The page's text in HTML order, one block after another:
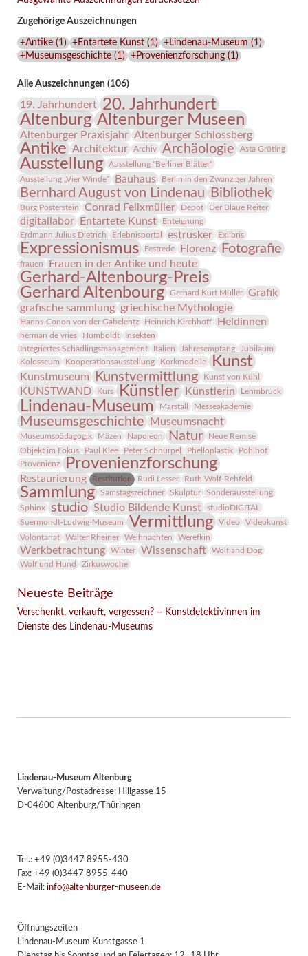
des
Lindenau-
Museums
Zugehörige Auszeichnungen
+Antike(1 ) +Entartete Kunst(1 ) +Lindenau-Museum (1 )
+Museumsgeschichte(1 ) +Provenienzforschung(1 )
Alle Auszeichnungen (106)
19. Jahrhundert 20. Jahrhundert
Altenburg Altenburger Museen
Altenburger Praxisjahr Altenburger Schlossberg
Antike Architektur Archiv Archäologie Asta Gröting
Ausstellung
Ausstellung "Berliner Blätter"
Ausstellung „Vier Winde“
Bauhaus Berlin in den Zwanziger Jahren
Bernhard August von Lindenau Bibliothek
Burg Posterstein Conrad Felixmüller Depot Der Blaue Reiter
digitallabor Entartete Kunst
Enteignung
Erdmann Julius Dietrich
Erlebnisportal estrusker Exlibris
Expressionismus Festrede Florenz Fotografie
frauen Frauen in der Antike und heute
Gerhard-Altenbourg-Preis
Gerhard Altenbourg
Gerhard Kurt Müller
Grafik
grafische sammlung griechische Mythologie
Hanns-Conon von der Gabelentz Heinrich Kirchhoff Heldinnen
herman de vries Humboldt
Insekten
Integriertes Schädlingsmanagement
Italien Jahresempfang
Jubiläum
Kolosseum
Kooperationsausstellung Korkmodelle Kunst
Kunstmuseum Kunstvermittlung Kunst von Kühl
KUNSTWAND Kurs Künstler Künstlerin Lehmbruck
Lindenau-Museum Marstall Messeakademie
Museumsgeschichte Museumsnacht
Museumspädagogik Mäzen Napoleon Natur
Neue Remise
Objekt im Fokus
Paul Klee Peter Schnürpel Phelloplastik
Pohlhof
Provenienz
Provenienzforschung
Restaurierung Restitution Rudi Lesser Ruth Wolf-Rehfeld
Sammlung Samstagszeichner Skulptur
Sonderausstellung
Sphinx
studio Studio Bildende Kunst
studioDIGITAL
Suermondt-Ludwig-Museum
Vermittlung Video
Videokunst
Volontariat
Walter Rheiner Weihnachten Werefkin
Werkbetrachtung Winter Wissenschaft
Wolf and Dog
Wolf und Hund
Zirkuswoche
Neueste Beiträge
Verschenkt, verkauft, vergessen? – Kunstdetektivinnen im
Dienste des Lindenau-Museums
Lindenau-Museum Altenburg
Verwaltung/Postadresse: Hillgasse 15
D-04600 Altenburg/Thüringen
Tel.: +49 (0)3447 8955-430
Fax: +49 (0)3447 8955-440
E-Mail: info@altenburger-museen.de
Öffnungszeiten
Lindenau-Museum Kunstgasse 1